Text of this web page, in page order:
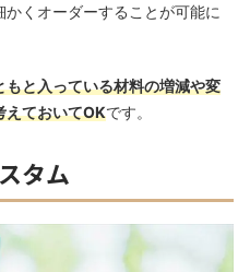
くオーダーすることが可能に
と入っている材料の増減や変
えておいてOKです。
タム